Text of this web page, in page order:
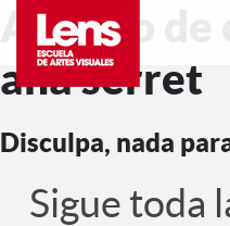
Archivo de
ana serret
Disculpa, nada
Sigue toda